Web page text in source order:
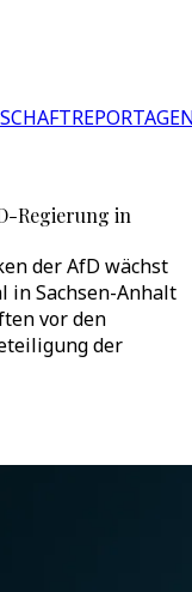
Regierung in
der AfD wächst
in Sachsen-Anhalt
vor den
der